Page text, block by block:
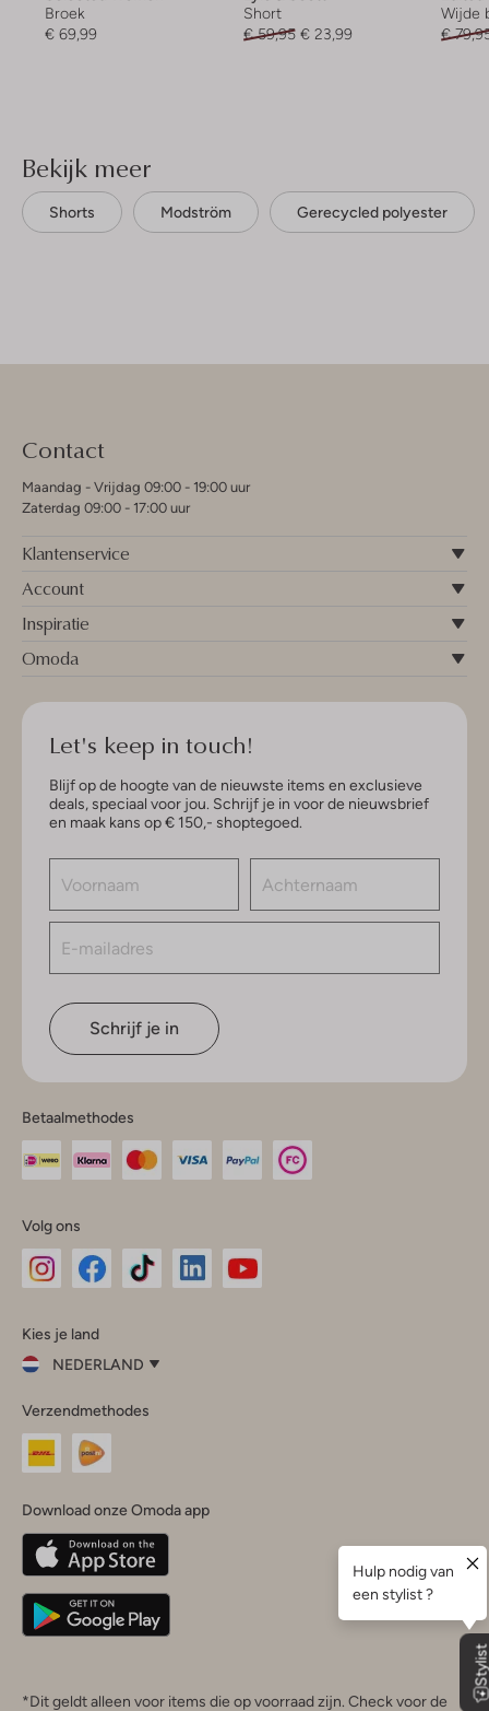
Broek
€ 69,99
Short
€ 59,95 € 23,99
Wijde
€
Bekijk meer
Shorts Modström Gerecycled polyester
Contact
Maandag - Vrijdag 09:00 - 19:00 uur
Zaterdag 09:00 - 17:00 uur
Klantenservice
Account
Inspiratie
Omoda
Let's keep in touch!
Blijf op de hoogte van de nieuwste items en exclusieve
deals, speciaal voor jou. Schrijf je in voor de nieuwsbrief
en maak kans op € 150,- shoptegoed.
Schrijf je in
Betaalmethodes
Volg ons
InstagramFacebook
Kies je land
NEDERLAND
je
land
Nederland
Belgique(Français)
Deutschland
Verzendmethodes
Download onze Omoda app
*Dit geldt alleen voor items die op voorraad zijn. Check voor de